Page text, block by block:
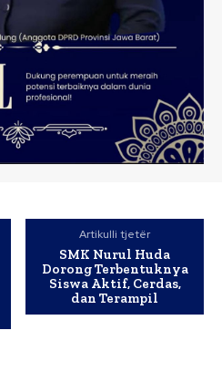
Artikulli tjetër
SMK Nurul Huda
Dorong Terbentuknya
Siswa Aktif, Cerdas,
dan Terampil